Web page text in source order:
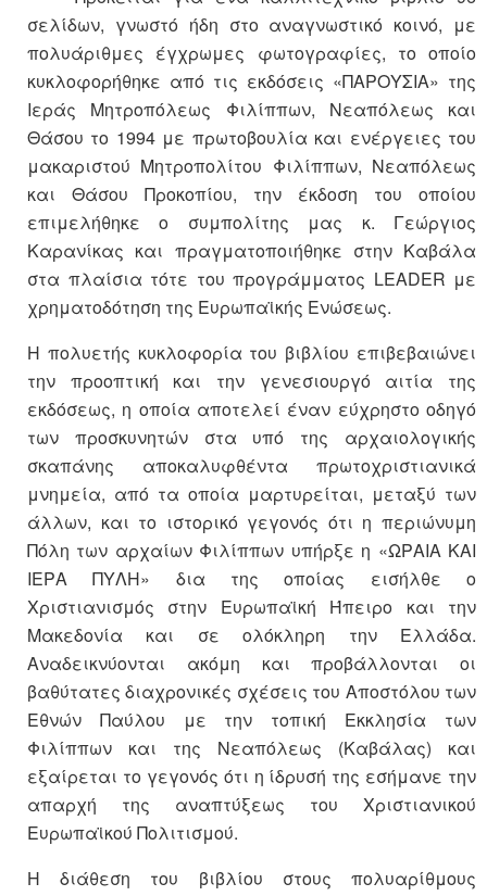
σελίδων, γνωστό ήδη στο αναγνωστικό κοινό, με
πολυάριθμες έγχρωμες φωτογραφίες, το οποίο
κυκλοφορήθηκε από τις εκδόσεις «ΠΑΡΟΥΣΙΑ» της
Ιεράς Μητροπόλεως Φιλίππων, Νεαπόλεως και
Θάσου το 1994 με πρωτοβουλία και ενέργειες του
μακαριστού Μητροπολίτου Φιλίππων, Νεαπόλεως
και Θάσου Προκοπίου, την έκδοση του οποίου
επιμελήθηκε ο συμπολίτης μας κ. Γεώργιος
Καρανίκας και πραγματοποιήθηκε στην Καβάλα
στα πλαίσια τότε του προγράμματος LEADER με
χρηματοδότηση της Ευρωπαϊκής Ενώσεως.
Η πολυετής κυκλοφορία του βιβλίου επιβεβαιώνει
την προοπτική και την γενεσιουργό αιτία της
εκδόσεως, η οποία αποτελεί έναν εύχρηστο οδηγό
των προσκυνητών στα υπό της αρχαιολογικής
σκαπάνης αποκαλυφθέντα πρωτοχριστιανικά
μνημεία, από τα οποία μαρτυρείται, μεταξύ των
άλλων, και το ιστορικό γεγονός ότι η περιώνυμη
Πόλη των αρχαίων Φιλίππων υπήρξε η «ΩΡΑΙΑ ΚΑΙ
ΙΕΡΑ ΠΥΛΗ» δια της οποίας εισήλθε ο
Χριστιανισμός στην Ευρωπαϊκή Ήπειρο και την
Μακεδονία και σε ολόκληρη την Ελλάδα.
Αναδεικνύονται ακόμη και προβάλλονται οι
βαθύτατες διαχρονικές σχέσεις του Αποστόλου των
Εθνών Παύλου με την τοπική Εκκλησία των
Φιλίππων και της Νεαπόλεως (Καβάλας) και
εξαίρεται το γεγονός ότι η ίδρυσή της εσήμανε την
απαρχή της αναπτύξεως του Χριστιανικού
Ευρωπαϊκού Πολιτισμού.
Η διάθεση του βιβλίου στους πολυαρίθμους